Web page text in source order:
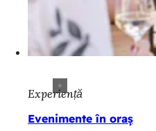
Experiență
Evenimente în oraș